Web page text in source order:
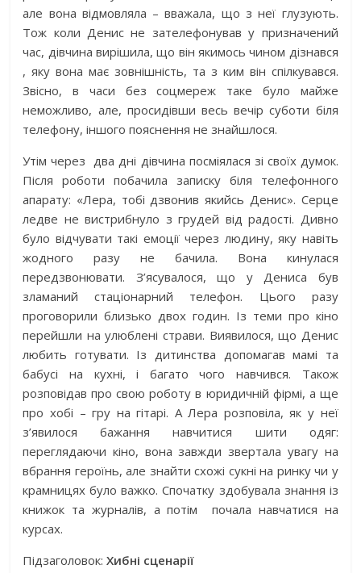
але вона відмовляла – вважала, що з неї глузують.
Тож коли Денис не зателефонував у призначений
час, дівчина вирішила, що він якимось чином дізнався
, яку вона має зовнішність, та з ким він спілкувався.
Звісно, в часи без соцмереж таке було майже
неможливо, але, просидівши весь вечір суботи біля
телефону, іншого пояснення не знайшлося.
Утім через два дні дівчина посміялася зі своїх думок.
Після роботи побачила записку біля телефонного
апарату: «Лера, тобі дзвонив якийсь Денис». Серце
ледве не вистрибнуло з грудей від радості. Дивно
було відчувати такі емоції через людину, яку навіть
жодного разу не бачила. Вона кинулася
передзвонювати. З’ясувалося, що у Дениса був
зламаний стаціонарний телефон. Цього разу
проговорили близько двох годин. Із теми про кіно
перейшли на улюблені страви. Виявилося, що Денис
любить готувати. Із дитинства допомагав мамі та
бабусі на кухні, і багато чого навчився. Також
розповідав про свою роботу в юридичній фірмі, а ще
про хобі – гру на гітарі. А Лера розповіла, як у неї
з’явилося бажання навчитися шити одяг:
переглядаючи кіно, вона завжди звертала увагу на
вбрання героїнь, але знайти схожі сукні на ринку чи у
крамницях було важко. Спочатку здобувала знання із
книжок та журналів, а потім
почала навчатися на
курсах.
Підзаголовок:Хибні сценарії